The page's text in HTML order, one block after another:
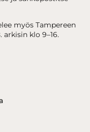
myös Tampereen
arkisin klo 9–16.